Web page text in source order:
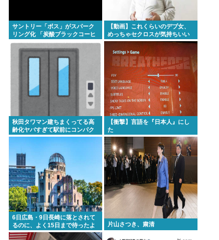
サントリー「ボス」がスパーク
リング化 「炭酸ブラックコーヒ
ー」に
【動画】これくらいのデブ女、
めっちゃセクロスが気持ちいい
ww
秋田タワマン建ちまくってる高
齢化ヤバすぎて駅前にコンパク
トシティつくって...
【衝撃】言語を『日本人』にし
た
6日広島・9日長崎に落とされて
るのに、よく15日まで待ったよ
な
片山さつき、粛清